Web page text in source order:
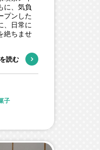
に、気負
プンした
、日常に
絶ちませ
読む
子